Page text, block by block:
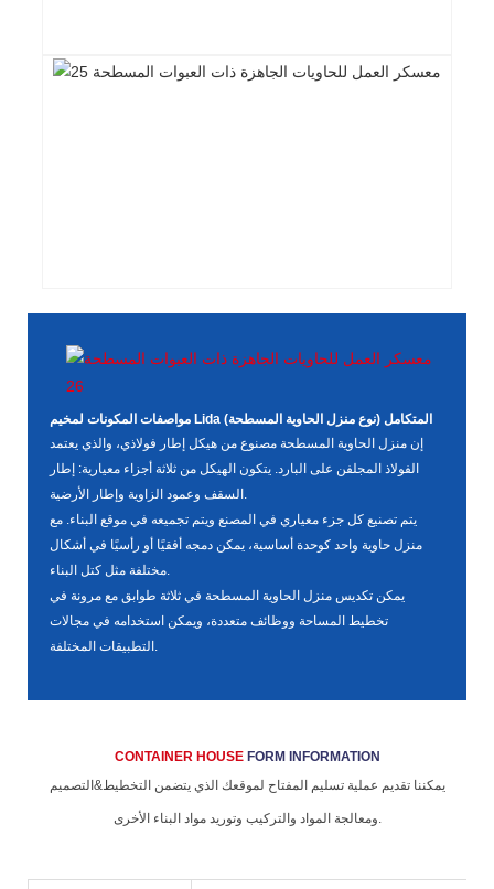
مواصفات المكونات لمخيم Lida المتكامل (نوع منزل الحاوية المسطحة)
إن منزل الحاوية المسطحة مصنوع من هيكل إطار فولاذي، والذي يعتمد
الفولاذ المجلفن على البارد. يتكون الهيكل من ثلاثة أجزاء معيارية: إطار
السقف وعمود الزاوية وإطار الأرضية.
يتم تصنيع كل جزء معياري في المصنع ويتم تجميعه في موقع البناء. مع
منزل حاوية واحد كوحدة أساسية، يمكن دمجه أفقيًا أو رأسيًا في أشكال
مختلفة مثل كتل البناء.
يمكن تكديس منزل الحاوية المسطحة في ثلاثة طوابق مع مرونة في
تخطيط المساحة ووظائف متعددة، ويمكن استخدامه في مجالات
التطبيقات المختلفة.
CONTAINER HOUSE FORM INFORMATION
يمكننا تقديم عملية تسليم المفتاح لموقعك الذي يتضمن التخطيط&التصميم
ومعالجة المواد والتركيب وتوريد مواد البناء الأخرى.